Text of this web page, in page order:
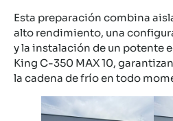
Esta preparación combina
alto rendimiento, una
y la instalación de un potente
King C-350 MAX 10,
la cadena de frío en todo